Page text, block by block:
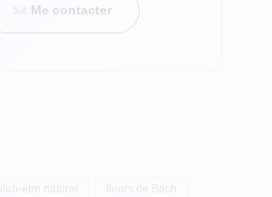
Me contacter
bien-être naturel